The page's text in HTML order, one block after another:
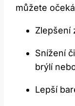
můžete
Zlepšení
Snížení
brýlí
Lepší